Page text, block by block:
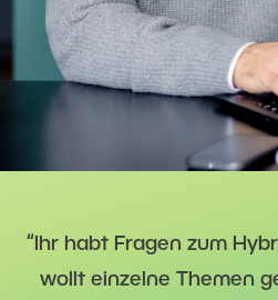
“Ihr habt Fragen zum
wollt einzelne Themen